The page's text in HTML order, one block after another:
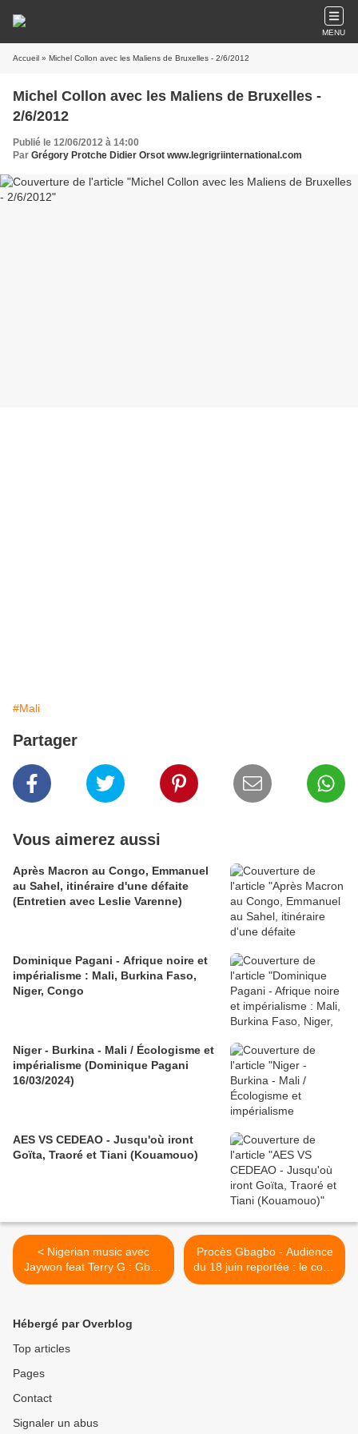
MENU
Accueil » Michel Collon avec les Maliens de Bruxelles - 2/6/2012
Michel Collon avec les Maliens de Bruxelles -
2/6/2012
Publié le 12/06/2012 à 14:00
Par Grégory Protche Didier Orsot www.legrigriinternational.com
#Mali
Partager
Vous aimerez aussi
Après Macron au Congo, Emmanuel
au Sahel, itinéraire d'une défaite
(Entretien avec Leslie Varenne)
Dominique Pagani - Afrique noire et
impérialisme : Mali, Burkina Faso,
Niger, Congo
Niger - Burkina - Mali / Écologisme et
impérialisme (Dominique Pagani
16/03/2024)
AES VS CEDEAO - Jusqu'où iront
Goïta, Traoré et Tiani (Kouamouo)
< Nigerian music avec
Jaywon feat Terry G : Gbon
Gbon Gbon
Procès Gbagbo - Audience
du 18 juin reportée : le coup
bas d'Ocampo éventé >
Hébergé par Overblog
Top articles
Pages
Contact
Signaler un abus